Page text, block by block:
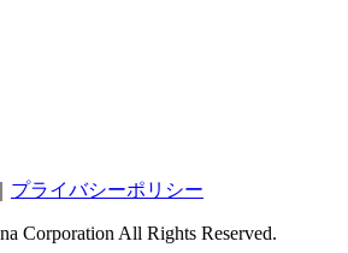
プライバシーポリシー
Corporation All Rights Reserved.